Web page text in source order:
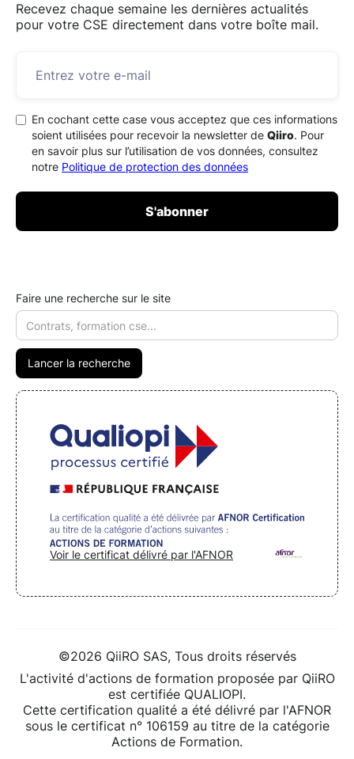
Recevez chaque semaine les dernières actualités
pour votre CSE directement dans votre boîte mail.
En cochant cette case vous acceptez que ces informations
soient utilisées pour recevoir la newsletter de Qiiro. Pour
en savoir plus sur l’utilisation de vos données, consultez
notre Politique de protection des données
Faire une recherche sur le site
Voir le certificat délivré par l'AFNOR
©2026 QiiRO SAS, Tous droits réservés
L'activité d'actions de formation proposée par QiiRO
est certifiée QUALIOPI.
Cette certification qualité a été délivré par l'AFNOR
sous le certificat n° 106159 au titre de la catégorie
Actions de Formation.